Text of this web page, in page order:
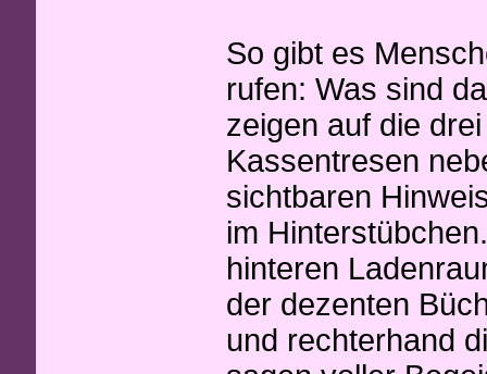
So gibt es
rufen: Was sind
zeigen auf die
Kassentresen
sichtbaren
im
hinteren
der dezenten
und rechterhand